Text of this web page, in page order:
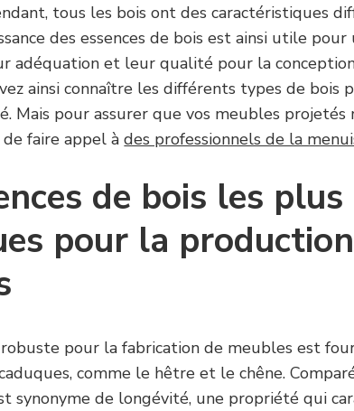
tous les bois ont des caractéristiques
des essences de bois est ainsi utile
adéquation et leur qualité pour la conception
ainsi connaître les différents types de bois
Mais pour assurer que vos meubles projetés
de faire appel àdes professionnels de la
de bois les plus
pour la
pour la fabrication de meubles est
comme le hêtre et le chêne.
synonyme de longévité, une propriété qui